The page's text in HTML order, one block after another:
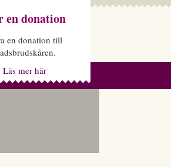
en donation
en donation till
Läs mer här